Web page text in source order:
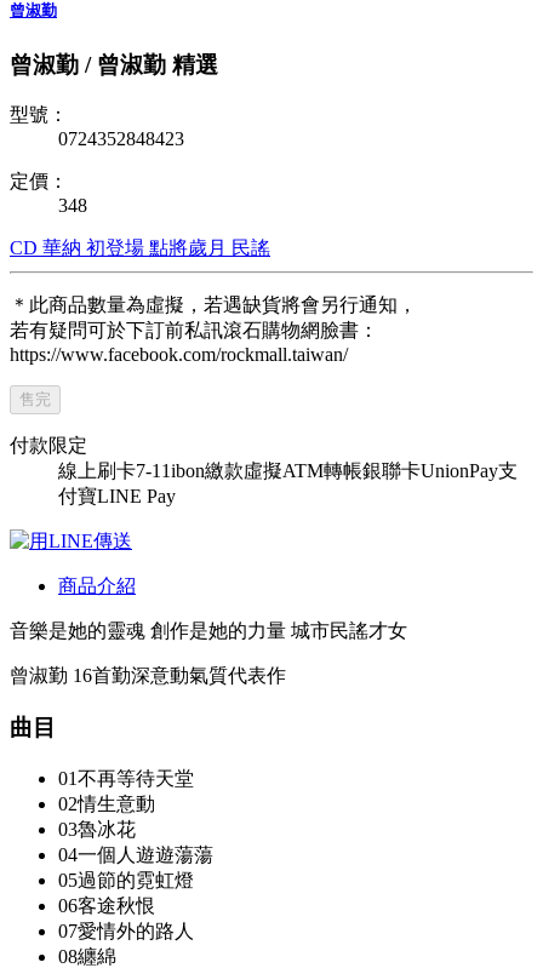
曾淑勤
曾淑勤 / 曾淑勤 精選
型號：
0724352848423
定價：
348
CD 華納 初登場 點將歲月 民謠
＊此商品數量為虛擬，若遇缺貨將會另行通知，
若有疑問可於下訂前私訊滾石購物網臉書：
https://www.facebook.com/rockmall.taiwan/
售完
付款限定
線上刷卡7-11ibon繳款虛擬ATM轉帳銀聯卡UnionPay支
付寶LINE Pay
商品介紹
音樂是她的靈魂 創作是她的力量 城市民謠才女
曾淑勤 16首勤深意動氣質代表作
曲目
01不再等待天堂
02情生意動
03魯冰花
04一個人遊遊蕩蕩
05過節的霓虹燈
06客途秋恨
07愛情外的路人
08纏綿